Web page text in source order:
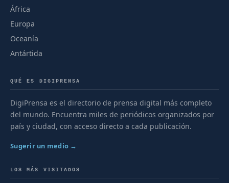
África
Europa
Oceanía
Antártida
QUÉ ES DIGIPRENSA
DigiPrensa es el directorio de prensa digital más completo
del mundo. Encuentra miles de periódicos organizados por
país y ciudad, con acceso directo a cada publicación.
Sugerir un medio →
LOS MÁS VISITADOS